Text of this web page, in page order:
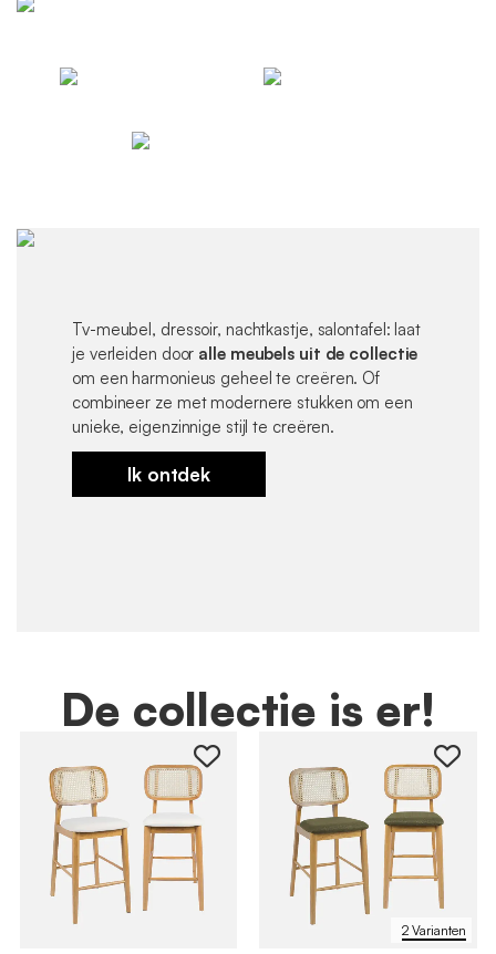
Tv-meubel, dressoir, nachtkastje, salontafel: laat
je verleiden door alle meubels uit de collectie
om een harmonieus geheel te creëren. Of
combineer ze met modernere stukken om een
unieke, eigenzinnige stijl te creëren.
Ik ontdek
De collectie is er!
2 Varianten